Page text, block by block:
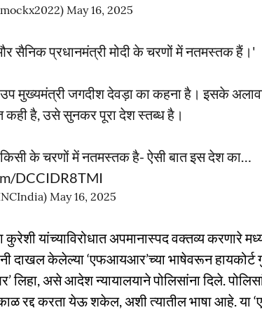
May 16, 2025
सैनिक प्रधानमंत्री मोदी के चरणों में नतमस्तक हैं।'
मुख्यमंत्री जगदीश देवड़ा का कहना है। इसके
कही है, उसे सुनकर पूरा देश स्तब्ध है।
के चरणों में नतमस्तक है- ऐसी बात इस देश का…
DCCIDR8TMI
May 16, 2025
कुरेशी यांच्याविरोधात अपमानास्पद वक्तव्य करणारे
दाखल केलेल्या ‘एफआयआर’च्या भाषेवरून
लिहा, असे आदेश न्यायालयाने पोलिसांना दिले.
रद्द करता येऊ शकेल, अशी त्यातील भाषा आहे.